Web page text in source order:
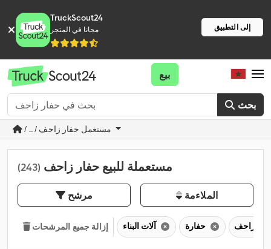
TruckScout24
مجانا في المتجر إلى التطبيق
بحث
بيع
مستعملة للبيع حفار زاحف (243)
مرشح الملاءمة
إزالة جميع المرشحات آلات البناء حفارة